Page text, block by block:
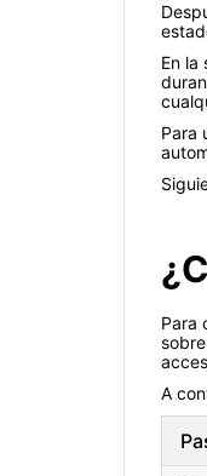
En la
Para
Para
A